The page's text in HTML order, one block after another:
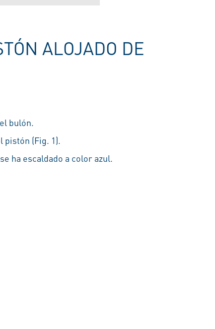
ALOJADO DE
bulón.
pistón (Fig. 1).
ha escaldado a color azul.